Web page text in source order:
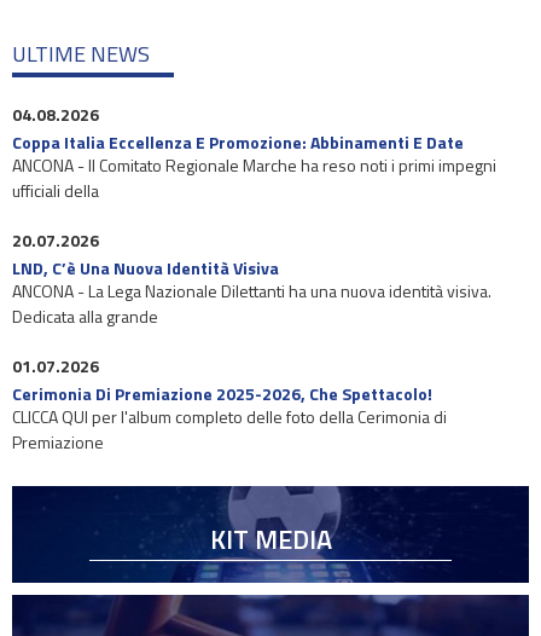
ULTIME NEWS
04.08.2026
Coppa Italia Eccellenza E Promozione: Abbinamenti E Date
ANCONA - Il Comitato Regionale Marche ha reso noti i primi impegni
ufficiali della
20.07.2026
LND, C’è Una Nuova Identità Visiva
ANCONA - La Lega Nazionale Dilettanti ha una nuova identità visiva.
Dedicata alla grande
01.07.2026
Cerimonia Di Premiazione 2025-2026, Che Spettacolo!
CLICCA QUI per l'album completo delle foto della Cerimonia di
Premiazione
KIT MEDIA